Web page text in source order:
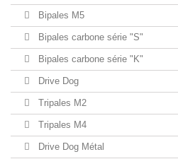
Bipales M5
Bipales carbone série "S"
Bipales carbone série "K"
Drive Dog
Tripales M2
Tripales M4
Drive Dog Métal